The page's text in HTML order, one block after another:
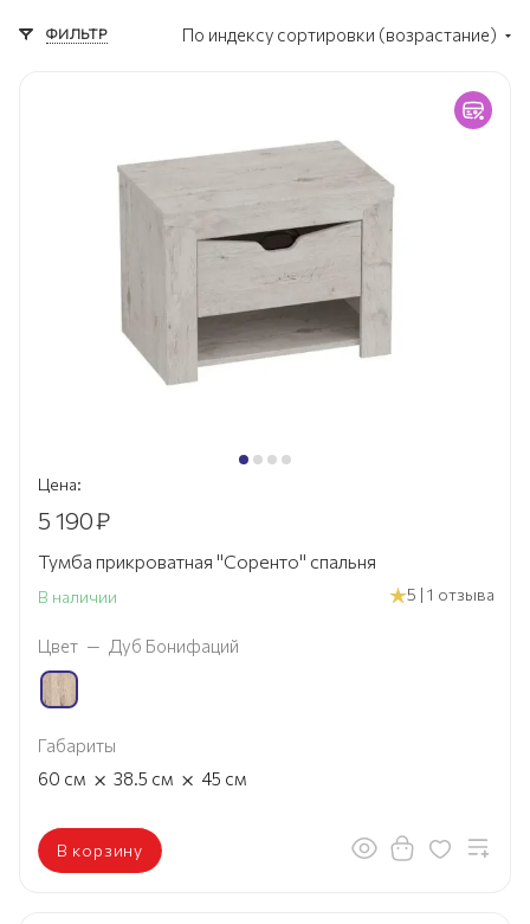
ФИЛЬТР По индексу сортировки (возрастание)
Цена:
5 190₽
Тумба прикроватная "Соренто" спальня
В наличии 5 | 1 отзыва
Цвет — Дуб Бонифаций
Габариты
60 см × 38.5 см × 45 см
В корзину